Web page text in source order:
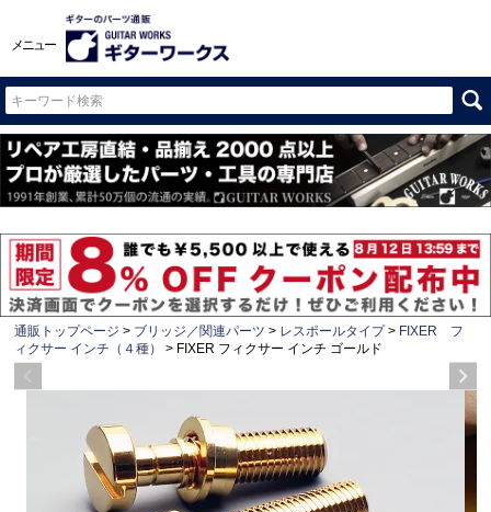
メニュー
通販トップページ ブリッジ／関連パーツ レスポールタイプ
FIXER フ
ィクサー インチ（４種）
FIXER フィクサー インチ ゴールド